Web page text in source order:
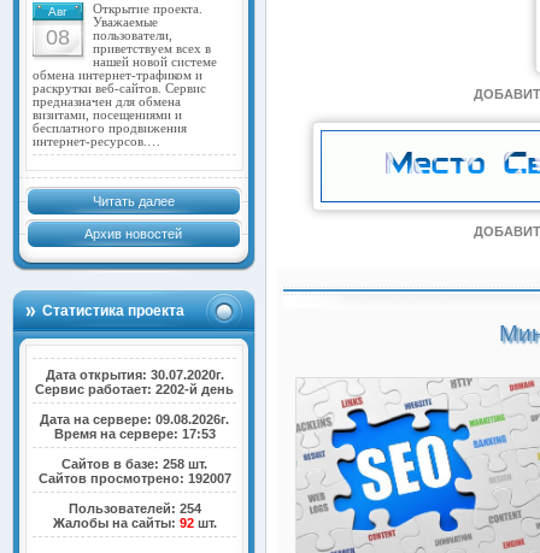
Авг
08
Открытие проекта.
Уважаемые
пользователи,
приветствуем всех в
нашей новой системе
обмена интернет-трафиком и
раскрутки веб-сайтов. Сервис
предназначен для обмена
визитами, посещениями и
бесплатного продвижения
интернет-ресурсов.…
Читать далее
Архив новостей
Статистика проекта
Дата открытия: 30.07.2020г.
Сервис работает: 2202-й день
Дата на сервере: 09.08.2026г.
Время на сервере: 17:53
Сайтов в базе: 258 шт.
Сайтов просмотрено: 192007
Пользователей: 254
Жалобы на сайты: 92шт.